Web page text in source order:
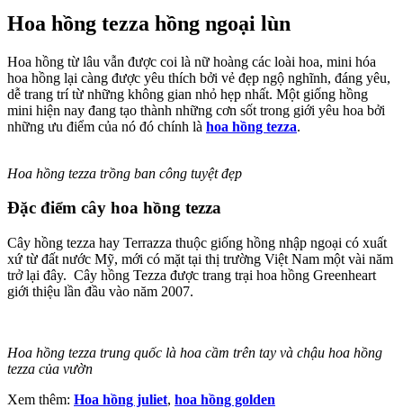
Hoa hồng tezza hồng ngoại lùn
Hoa hồng từ lâu vẫn được coi là nữ hoàng các loài hoa, mini hóa
hoa hồng lại càng được yêu thích bởi vẻ đẹp ngộ nghĩnh, đáng yêu,
dễ trang trí từ những không gian nhỏ hẹp nhất. Một giống hồng
mini hiện nay đang tạo thành những cơn sốt trong giới yêu hoa bởi
những ưu điểm của nó đó chính là hoa hồng tezza.
Hoa hồng tezza trồng ban công tuyệt đẹp
Đặc điểm cây hoa hồng tezza
Cây hồng tezza hay Terrazza thuộc giống hồng nhập ngoại có xuất
xứ từ đất nước Mỹ, mới có mặt tại thị trường Việt Nam một vài năm
trở lại đây. Cây hồng Tezza được trang trại hoa hồng Greenheart
giới thiệu lần đầu vào năm 2007.
Hoa hồng tezza trung quốc là hoa cầm trên tay và chậu hoa hồng
tezza của vườn
Xem thêm: Hoa hồng juliet, hoa hồng golden